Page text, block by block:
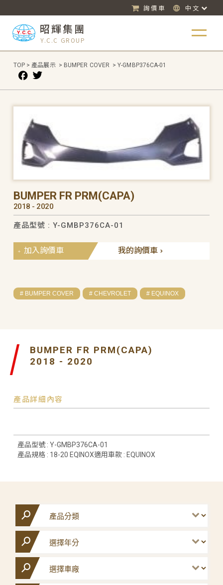
詢價車 中文
昭輝集團
Y.C.C GROUP
TOP > 產品展示 > BUMPER COVER > Y-GMBP376CA-01
BUMPER FR PRM(CAPA)
2018 - 2020
產品型號 : Y-GMBP376CA-01
我的詢價車
加入詢價車
# BUMPER COVER # CHEVROLET # EQUINOX
BUMPER FR PRM(CAPA)
2018 - 2020
產品詳細內容
產品型號 : Y-GMBP376CA-01
產品規格 : 18-20 EQINOX適用車款 : EQUINOX